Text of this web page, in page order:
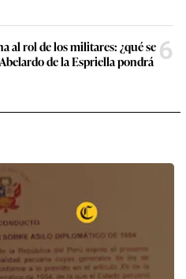
al rol de los militares: ¿qué se
de la Espriella pondrá 6